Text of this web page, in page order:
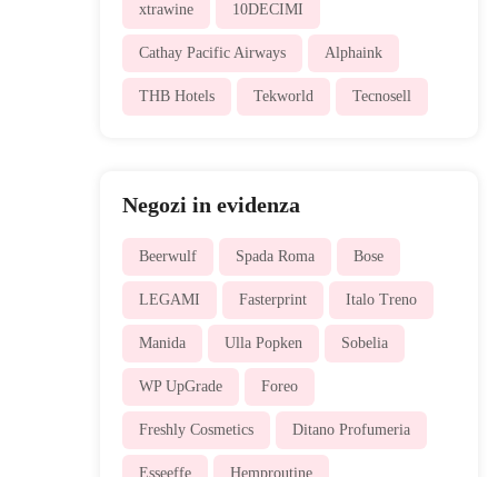
xtrawine 10DECIMI
Cathay Pacific Airways Alphaink
THB Hotels Tekworld Tecnosell
Negozi in evidenza
Beerwulf Spada Roma Bose
LEGAMI Fasterprint Italo Treno
Manida Ulla Popken Sobelia
WP UpGrade Foreo
Freshly Cosmetics Ditano Profumeria
Esseeffe Hemproutine